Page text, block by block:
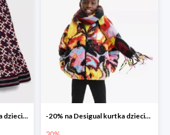
Tommy Hilfiger spódnica dziecięca -20% na Desigual kurtka dziecięca